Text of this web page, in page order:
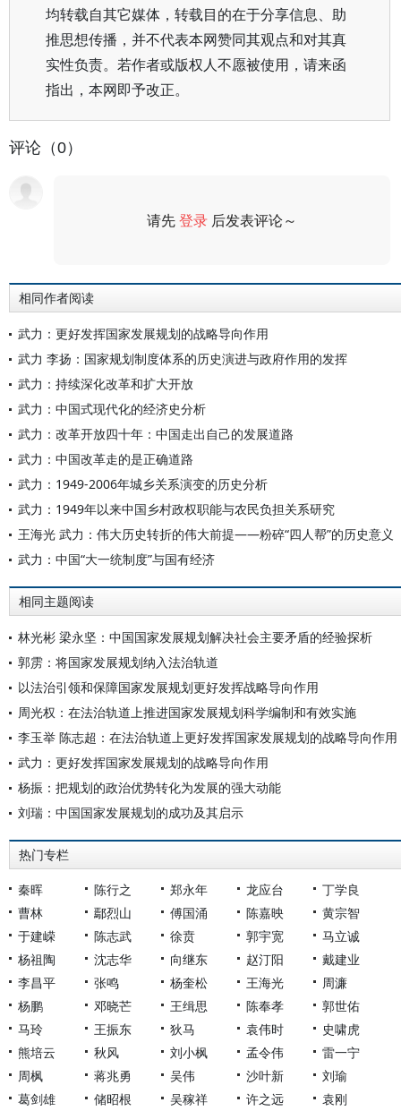
均转载自其它媒体，转载目的在于分享信息、助
推思想传播，并不代表本网赞同其观点和对其真
实性负责。若作者或版权人不愿被使用，请来函
指出，本网即予改正。
评论（0）
请先登录 后发表评论～
相同作者阅读
武力：更好发挥国家发展规划的战略导向作用
武力 李扬：国家规划制度体系的历史演进与政府作用的发挥
武力：持续深化改革和扩大开放
武力：中国式现代化的经济史分析
武力：改革开放四十年：中国走出自己的发展道路
武力：中国改革走的是正确道路
武力：1949-2006年城乡关系演变的历史分析
武力：1949年以来中国乡村政权职能与农民负担关系研究
王海光 武力：伟大历史转折的伟大前提——粉碎“四人帮”的历史意义
武力：中国“大一统制度”与国有经济
相同主题阅读
林光彬 梁永坚：中国国家发展规划解决社会主要矛盾的经验探析
郭雳：将国家发展规划纳入法治轨道
以法治引领和保障国家发展规划更好发挥战略导向作用
周光权：在法治轨道上推进国家发展规划科学编制和有效实施
李玉举 陈志超：在法治轨道上更好发挥国家发展规划的战略导向作用
武力：更好发挥国家发展规划的战略导向作用
杨振：把规划的政治优势转化为发展的强大动能
刘瑞：中国国家发展规划的成功及其启示
热门专栏
秦晖 陈行之 郑永年 龙应台
丁学良
曹林
鄢烈山 傅国涌 陈嘉映
黄宗智
于建嵘
陈志武 徐贲 郭宇宽
马立诚
杨祖陶
沈志华 向继东 赵汀阳
戴建业
李昌平
张鸣 杨奎松 王海光
周濂
杨鹏
邓晓芒 王缉思 陈奉孝
郭世佑
马玲
王振东 狄马 袁伟时
史啸虎
熊培云
秋风 刘小枫 孟令伟
雷一宁
周枫
蒋兆勇 吴伟 沙叶新
刘瑜
葛剑雄
储昭根 吴稼祥 许之远 袁刚